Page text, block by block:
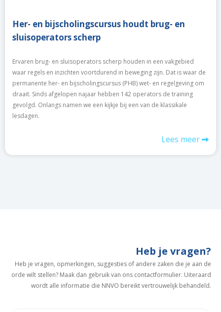
Her- en bijscholingscursus houdt brug- en
sluisoperators scherp
Ervaren brug- en sluisoperators scherp houden in een vakgebied
waar regels en inzichten voortdurend in beweging zijn. Dat is waar de
permanente her- en bijscholingscursus (PHB) wet- en regelgeving om
draait. Sinds afgelopen najaar hebben 142 operators de training
gevolgd. Onlangs namen we een kijkje bij een van de klassikale
lesdagen.
Lees meer
Heb je vragen?
Heb je vragen, opmerkingen, suggesties of andere zaken die je aan de
orde wilt stellen? Maak dan gebruik van ons contactformulier. Uiteraard
wordt alle informatie die NNVO bereikt vertrouwelijk behandeld.